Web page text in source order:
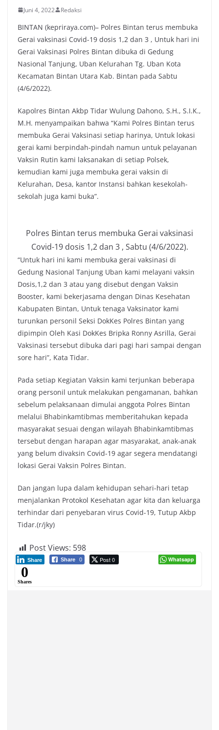
Juni 4, 2022 Redaksi
BINTAN (kepriraya.com)– Polres Bintan terus membuka
Gerai vaksinasi Covid-19 dosis 1,2 dan 3 , Untuk hari ini
Gerai Vaksinasi Polres Bintan dibuka di Gedung
Nasional Tanjung, Uban Kelurahan Tg. Uban Kota
Kecamatan Bintan Utara Kab. Bintan pada Sabtu
(4/6/2022).
Kapolres Bintan Akbp Tidar Wulung Dahono, S.H., S.I.K.,
M.H. menyampaikan bahwa “Kami Polres Bintan terus
membuka Gerai Vaksinasi setiap harinya, Untuk lokasi
gerai kami berpindah-pindah namun untuk pelayanan
Vaksin Rutin kami laksanakan di setiap Polsek,
kemudian kami juga membuka gerai vaksin di
Kelurahan, Desa, kantor Instansi bahkan kesekolah-
sekolah juga kami buka”.
Polres Bintan terus membuka Gerai vaksinasi
Covid-19 dosis 1,2 dan 3 , Sabtu (4/6/2022).
“Untuk hari ini kami membuka gerai vaksinasi di
Gedung Nasional Tanjung Uban kami melayani vaksin
Dosis,1,2 dan 3 atau yang disebut dengan Vaksin
Booster, kami bekerjasama dengan Dinas Kesehatan
Kabupaten Bintan, Untuk tenaga Vaksinator kami
turunkan personil Seksi DokKes Polres Bintan yang
dipimpin Oleh Kasi DokKes Bripka Ronny Asrilla, Gerai
Vaksinasi tersebut dibuka dari pagi hari sampai dengan
sore hari”, Kata Tidar.
Pada setiap Kegiatan Vaksin kami terjunkan beberapa
orang personil untuk melakukan pengamanan, bahkan
sebelum pelaksanaan dimulai anggota Polres Bintan
melalui Bhabinkamtibmas memberitahukan kepada
masyarakat sesuai dengan wilayah Bhabinkamtibmas
tersebut dengan harapan agar masyarakat, anak-anak
yang belum divaksin Covid-19 agar segera mendatangi
lokasi Gerai Vaksin Polres Bintan.
Dan jangan lupa dalam kehidupan sehari-hari tetap
menjalankan Protokol Kesehatan agar kita dan keluarga
terhindar dari penyebaran virus Covid-19, Tutup Akbp
Tidar.(r/jky)
Post Views: 598
Share 0 Post 0
Share Whatsapp
0
Shares